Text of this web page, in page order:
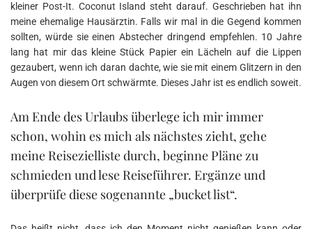
kleiner Post-It. Coconut Island steht darauf. Geschrieben hat ihn
meine ehemalige Hausärztin. Falls wir mal in die Gegend kommen
sollten, würde sie einen Abstecher dringend empfehlen. 10 Jahre
lang hat mir das kleine Stück Papier ein Lächeln auf die Lippen
gezaubert, wenn ich daran dachte, wie sie mit einem Glitzern in den
Augen von diesem Ort schwärmte. Dieses Jahr ist es endlich soweit.
Am Ende des Urlaubs überlege ich mir immer
schon, wohin es mich als nächstes zieht, gehe
meine Reisezielliste durch, beginne Pläne zu
schmieden und lese Reiseführer. Ergänze und
überprüfe diese sogenannte „bucket list“.